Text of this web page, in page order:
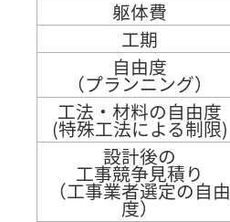
躯体費
工期
自由度
（プランニング）
工法・材料の自由度
(特殊工法による制限)
設計後の
工事競争見積り
（工事業者選定の自由
度）